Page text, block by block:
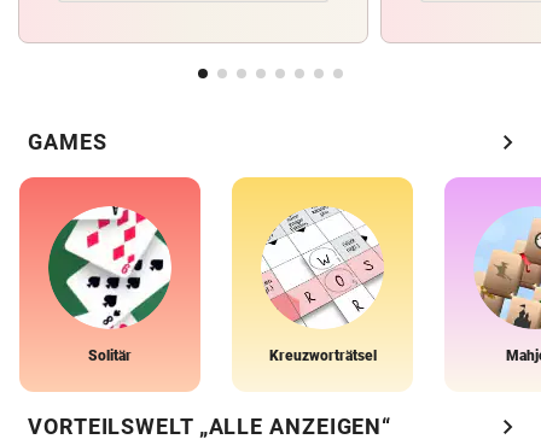
GAMES chevron_right
Solitär Kreuzworträtsel
VORTEILSWELT „ALLE ANZEIGEN“ chevron_right